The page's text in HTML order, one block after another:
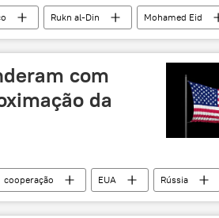
Rukn al-Din
Mohamed Eid
ataque a bomba
com
da
cooperação EUA Rússia